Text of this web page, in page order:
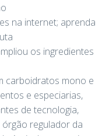
na internet; aprenda
os ingredientes
carboidratos mono e
e especiarias,
de tecnologia,
regulador da